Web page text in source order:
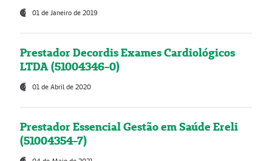
01 de Janeiro de 2019
Prestador Decordis Exames Cardiológicos
LTDA (51004346-0)
01 de Abril de 2020
Prestador Essencial Gestão em Saúde Ereli
(51004354-7)